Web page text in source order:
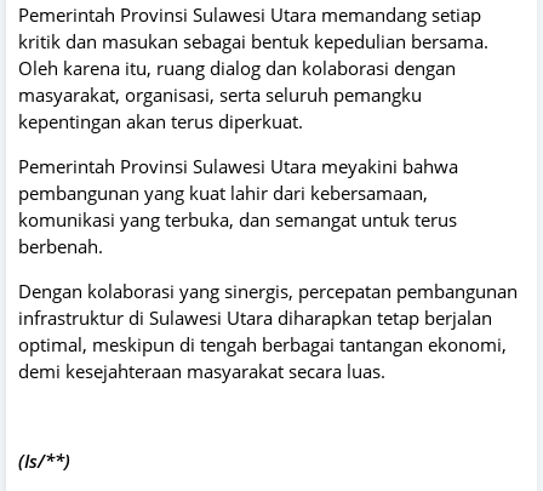
Pemerintah Provinsi Sulawesi Utara memandang setiap
kritik dan masukan sebagai bentuk kepedulian bersama.
Oleh karena itu, ruang dialog dan kolaborasi dengan
masyarakat, organisasi, serta seluruh pemangku
kepentingan akan terus diperkuat.
Pemerintah Provinsi Sulawesi Utara meyakini bahwa
pembangunan yang kuat lahir dari kebersamaan,
komunikasi yang terbuka, dan semangat untuk terus
berbenah.
Dengan kolaborasi yang sinergis, percepatan pembangunan
infrastruktur di Sulawesi Utara diharapkan tetap berjalan
optimal, meskipun di tengah berbagai tantangan ekonomi,
demi kesejahteraan masyarakat secara luas.
(Is/**)